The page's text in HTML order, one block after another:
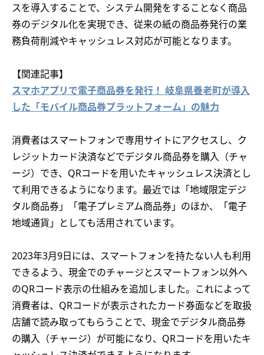
スを導入することで、システム開発をすることなく商品
券のデジタル化を実現でき、従来の紙の商品券発行の業
務負荷削減やキャッシュレス対応が可能となります。
【関連記事】
スマホアプリで電子商品券を発行！ 岐阜県養老町が導入
した「モバイル商品券プラットフォーム」の魅力
消費者はスマートフォンで専用サイトにアクセスし、ク
レジットカード決済などでデジタル商品券を購入（チャ
ージ）でき、QRコードを用いたキャッシュレス決済とし
て利用できるようになります。最近では「地域限定デジ
タル商品券」「電子プレミアム商品券」のほか、「電子
地域通貨」としても活用されています。
2023年3月9日には、スマートフォンを持たない人も利用
できるよう、現金でのチャージとスマートフォン以外へ
のQRコード表示の仕組みを追加しました。これによって
消費者は、QRコードが表示されたカード券面などを取扱
店舗で読み取ってもらうことで、現金でデジタル商品券
の購入（チャージ）が可能になり、QRコードを用いたキ